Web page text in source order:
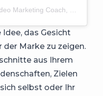
das Gesicht
der Marke zu zeigen.
aus Ihrem
Zielen
selbst oder Ihr